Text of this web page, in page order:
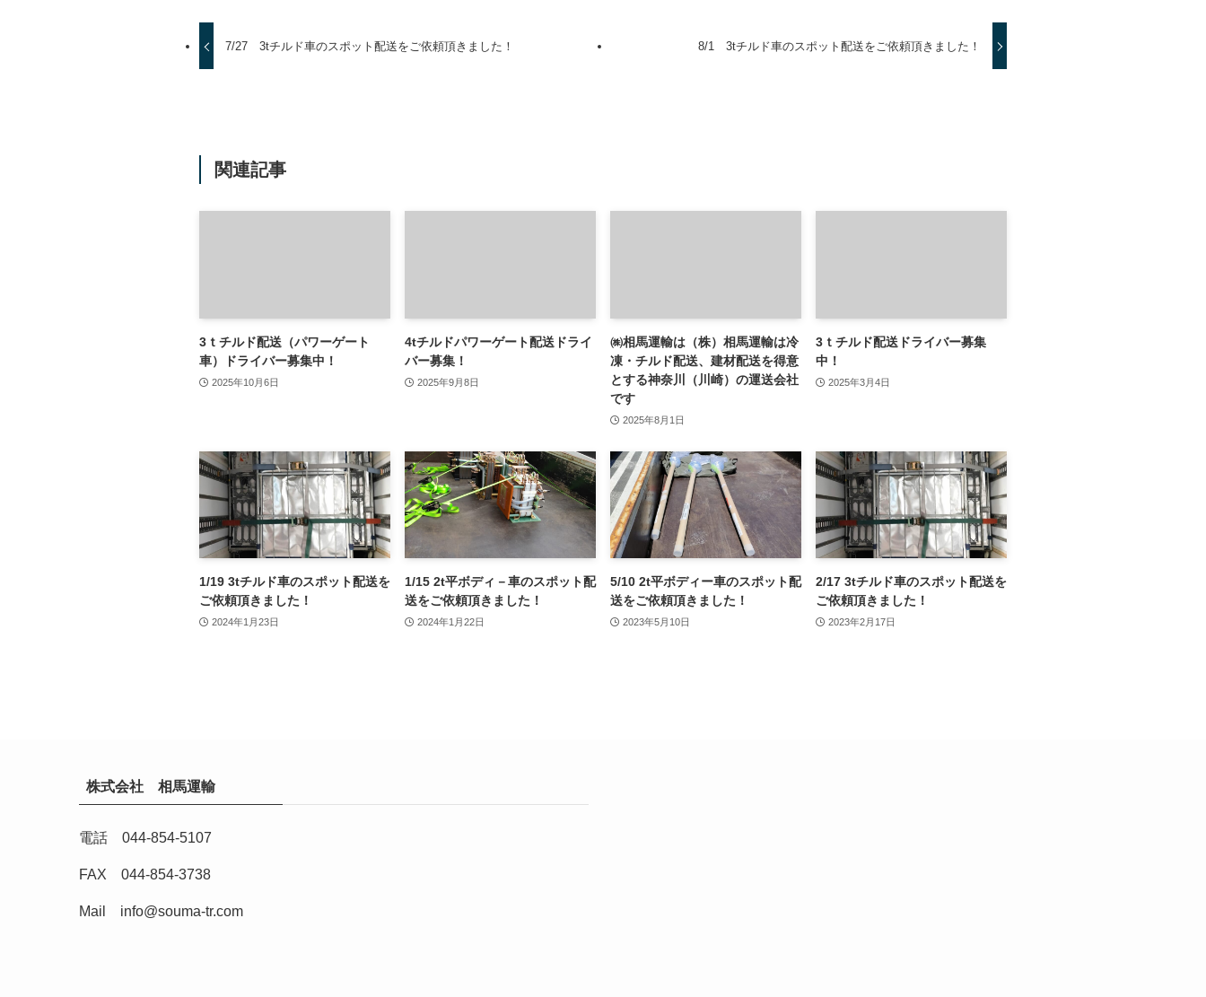
7/27 3tチルド車のスポット配送をご依頼頂きました！ 8/1 3tチルド車のスポット配送をご依頼頂きました！
関連記事
3ｔチルド配送（パワーゲート
車）ドライバー募集中！
2025年10月6日
4tチルドパワーゲート配送ドライ
バー募集！
2025年9月8日
㈱相馬運輸は（株）相馬運輸は冷
凍・チルド配送、建材配送を得意
とする神奈川（川崎）の運送会社
です
2025年8月1日
3ｔチルド配送ドライバー募集
中！
2025年3月4日
1/19 3tチルド車のスポット配送を
ご依頼頂きました！
2024年1月23日
1/15 2t平ボディ－車のスポット配
送をご依頼頂きました！
2024年1月22日
5/10 2t平ボディー車のスポット配
送をご依頼頂きました！
2023年5月10日
2/17 3tチルド車のスポット配送を
ご依頼頂きました！
2023年2月17日
株式会社 相馬運輸
電話 044-854-5107
FAX 044-854-3738
Mail info@souma-tr.com